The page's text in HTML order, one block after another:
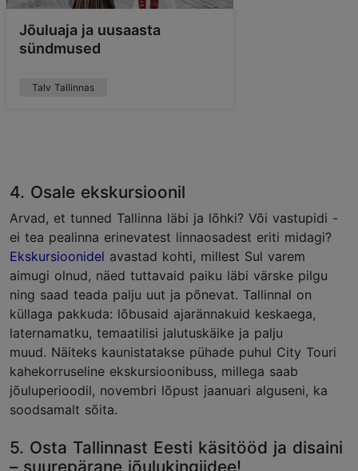
Jõuluaja ja uusaasta
sündmused
Talv Tallinnas
4. Osale ekskursioonil
Arvad, et tunned Tallinna läbi ja lõhki? Või vastupidi -
ei tea pealinna erinevatest linnaosadest eriti midagi?
Ekskursioonidel avastad kohti, millest Sul varem
aimugi olnud, näed tuttavaid paiku läbi värske pilgu
ning saad teada palju uut ja põnevat. Tallinnal on
küllaga pakkuda: lõbusaid ajarännakuid keskaega,
laternamatku, temaatilisi jalutuskäike ja palju
muud. Näiteks kaunistatakse pühade puhul City Touri
kahekorruseline ekskursioonibuss, millega saab
jõuluperioodil, novembri lõpust jaanuari alguseni, ka
soodsamalt sõita.
5. Osta Tallinnast Eesti käsitööd ja disaini
– suurepärane jõulukingiidee!